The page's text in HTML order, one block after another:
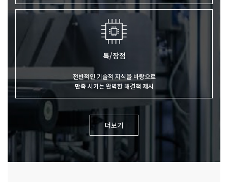
특/장점
전반적인 기술적 지식을 바탕으로
만족 시키는 완벽한 해결책 제시
더보기